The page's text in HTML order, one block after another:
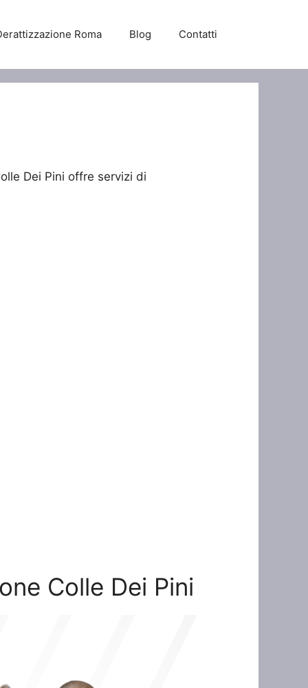
Roma Blog Contatti
Dei Pini offre servizi di
Colle Dei Pini